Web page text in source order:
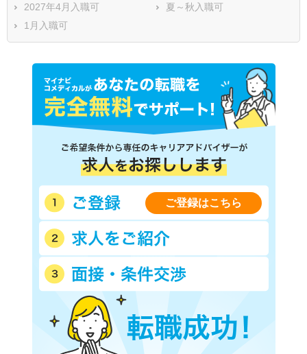
2027年4月入職可
夏～秋入職可
1月入職可
ご登録はこちら